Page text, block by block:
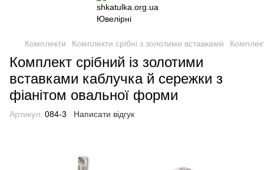
Комплекти Комплекти срібні з золотими вставками
Комплект срібний із золотими
вставками каблучка й сережки з
фіанітом овальної форми
Артикул: 084-3 Написати відгук